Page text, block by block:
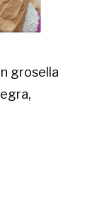
grosella